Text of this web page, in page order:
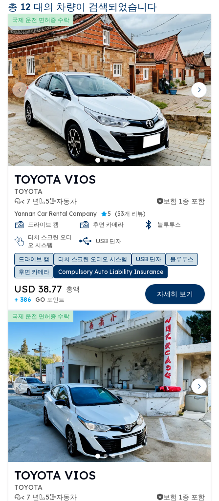
총 12 대의 차량이 검색되었습니다
국제 운전 면허증 수락
Previous slide Next
TOYOTA VIOS
TOYOTA
< 7 년
5 자동차
보험 1종 포함 보험 1종 포함
Yannan Car Rental Company 5 (53개 리뷰)
드라이브 캠
후면 카메라
블루투스
터치 스크린 오디
오 시스템
USB 단자
드라이브 캠 터치 스크린 오디오 시스템 USB 단자
블루투스
후면 카메라
Compulsory Auto Liability Insurance
USD 38.77 총액
+ 386 GO 포인트
자세히 보기
국제 운전 면허증 수락
Previous slide Next
TOYOTA VIOS
TOYOTA
< 7 년
5 자동차 보험 1종 포함